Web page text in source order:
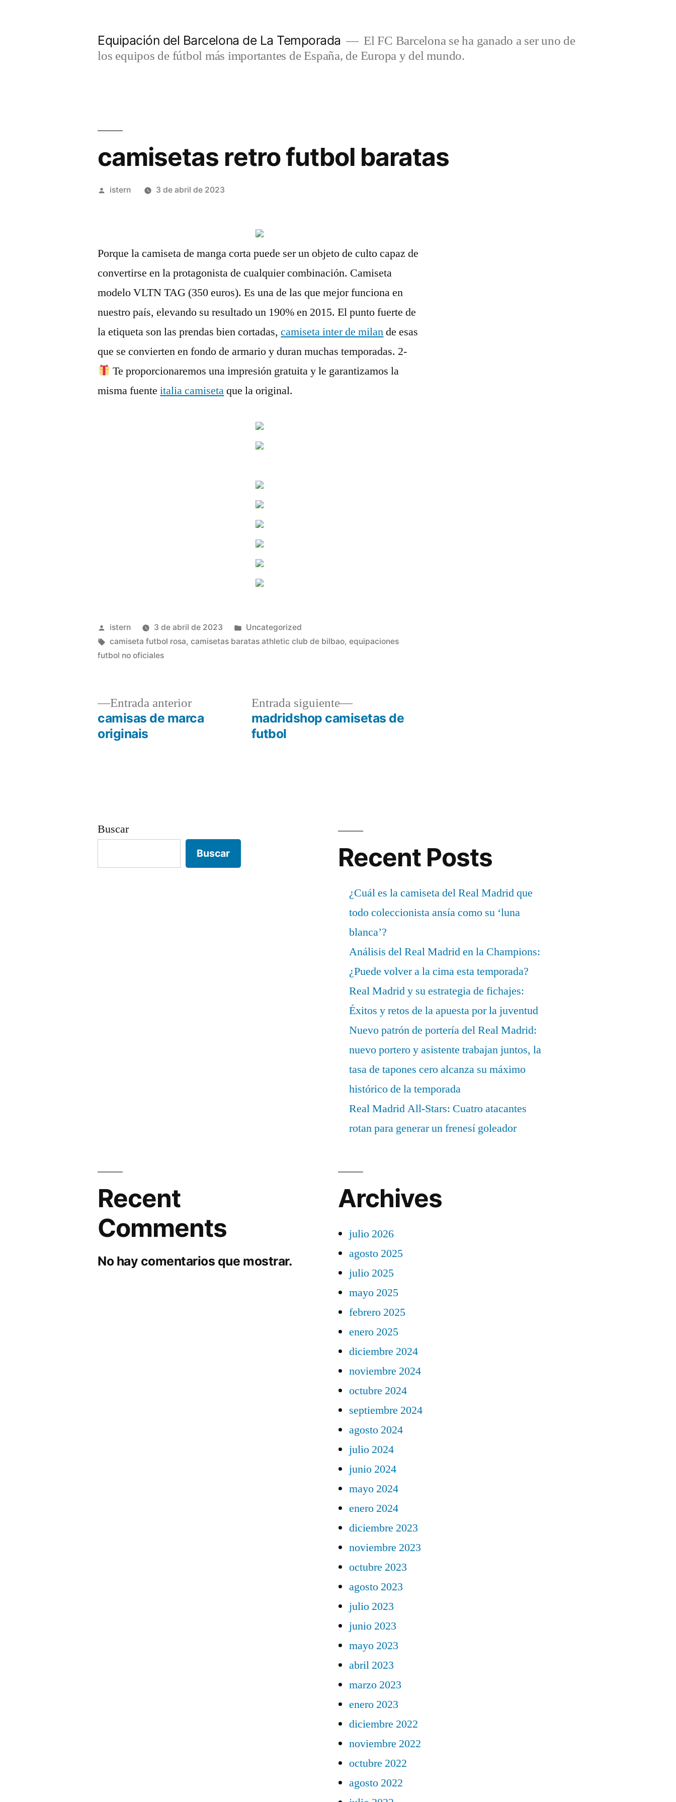
Equipación del Barcelona de La Temporada
El FC Barcelona se ha ganado a ser uno de
los equipos de fútbol más importantes de España, de Europa y del mundo.
camisetas retro futbol baratas
Publicado
istern 3 de abril de 2023
Porque la camiseta de manga corta puede ser un objeto de culto capaz de
convertirse en la protagonista de cualquier combinación. Camiseta
modelo VLTN TAG (350 euros). Es una de las que mejor funciona en
nuestro país, elevando su resultado un 190% en 2015. El punto fuerte de
la etiqueta son las prendas bien cortadas,camiseta inter de milande esas
que se convierten en fondo de armario y duran muchas temporadas. 2-
Te proporcionaremos una impresión gratuita y le garantizamos la
misma fuenteitalia camisetaque la original.
Publicado
por
istern 3 de abril de 2023
Publicado
en
Uncategorized
Etiquetas:
camiseta futbol rosa,camisetas baratas athletic club de bilbao,equipaciones
futbol no oficiales
Navegación
Entrada anteriorEntrada
anterior:
camisas de marca
originais
Entrada siguiente
Entrada
siguiente:
madridshop camisetas de
futbol
Buscar
Buscar Recent Posts
¿Cuál es la camiseta del Real Madrid que
todo coleccionista ansía como su ‘luna
blanca’?
Análisis del Real Madrid en la Champions:
¿Puede volver a la cima esta temporada?
Real Madrid y su estrategia de fichajes:
Éxitos y retos de la apuesta por la juventud
Nuevo patrón de portería del Real Madrid:
nuevo portero y asistente trabajan juntos, la
tasa de tapones cero alcanza su máximo
histórico de la temporada
Real Madrid All-Stars: Cuatro atacantes
rotan para generar un frenesí goleador
Recent
Comments
No hay comentarios que mostrar.
Archives
julio 2026
agosto 2025
julio 2025
mayo 2025
febrero 2025
enero 2025
diciembre 2024
noviembre 2024
octubre 2024
septiembre 2024
agosto 2024
julio 2024
junio 2024
mayo 2024
enero 2024
diciembre 2023
noviembre 2023
octubre 2023
agosto 2023
julio 2023
junio 2023
mayo 2023
abril 2023
marzo 2023
enero 2023
diciembre 2022
noviembre 2022
octubre 2022
agosto 2022